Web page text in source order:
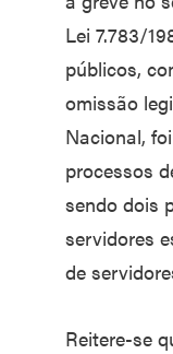
Lei 7.783/
públicos,
omissão
Nacional,
processos
sendo dois
servidores
de
Reitere-se